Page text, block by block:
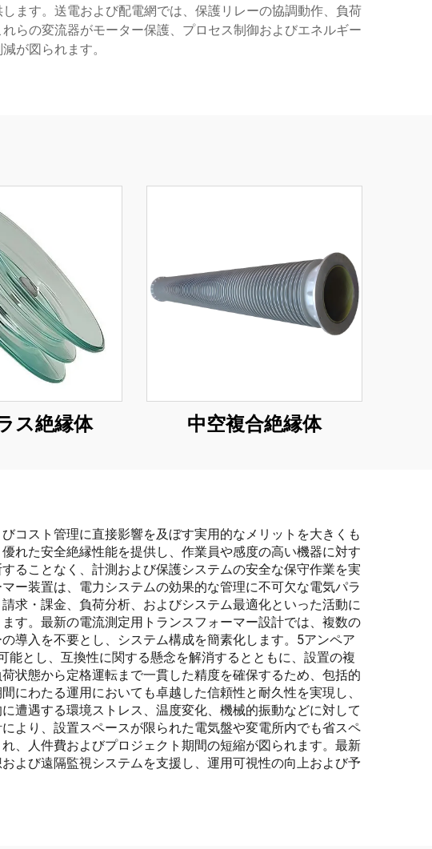
ます。送電および配電網では、保護リレーの協調動作、負荷
らの変流器がモーター保護、プロセス制御およびエネルギー
が図られます。
ス絶縁体 中空複合絶縁体
コスト管理に直接影響を及ぼす実用的なメリットを大きくも
れた安全絶縁性能を提供し、作業員や感度の高い機器に対す
ることなく、計測および保護システムの安全な保守作業を実
ー装置は、電力システムの効果的な管理に不可欠な電気パラ
求・課金、負荷分析、およびシステム最適化といった活動に
す。最新の電流測定用トランスフォーマー設計では、複数の
導入を不要とし、システム構成を簡素化します。5アンペア
とし、互換性に関する懸念を解消するとともに、設置の複
状態から定格運転まで一貫した精度を確保するため、包括的
わたる運用においても卓越した信頼性と耐久性を実現し、
遭遇する環境ストレス、温度変化、機械的振動などに対して
より、設置スペースが限られた電気盤や変電所内でも省スペ
、人件費およびプロジェクト期間の短縮が図られます。最新
よび遠隔監視システムを支援し、運用可視性の向上および予